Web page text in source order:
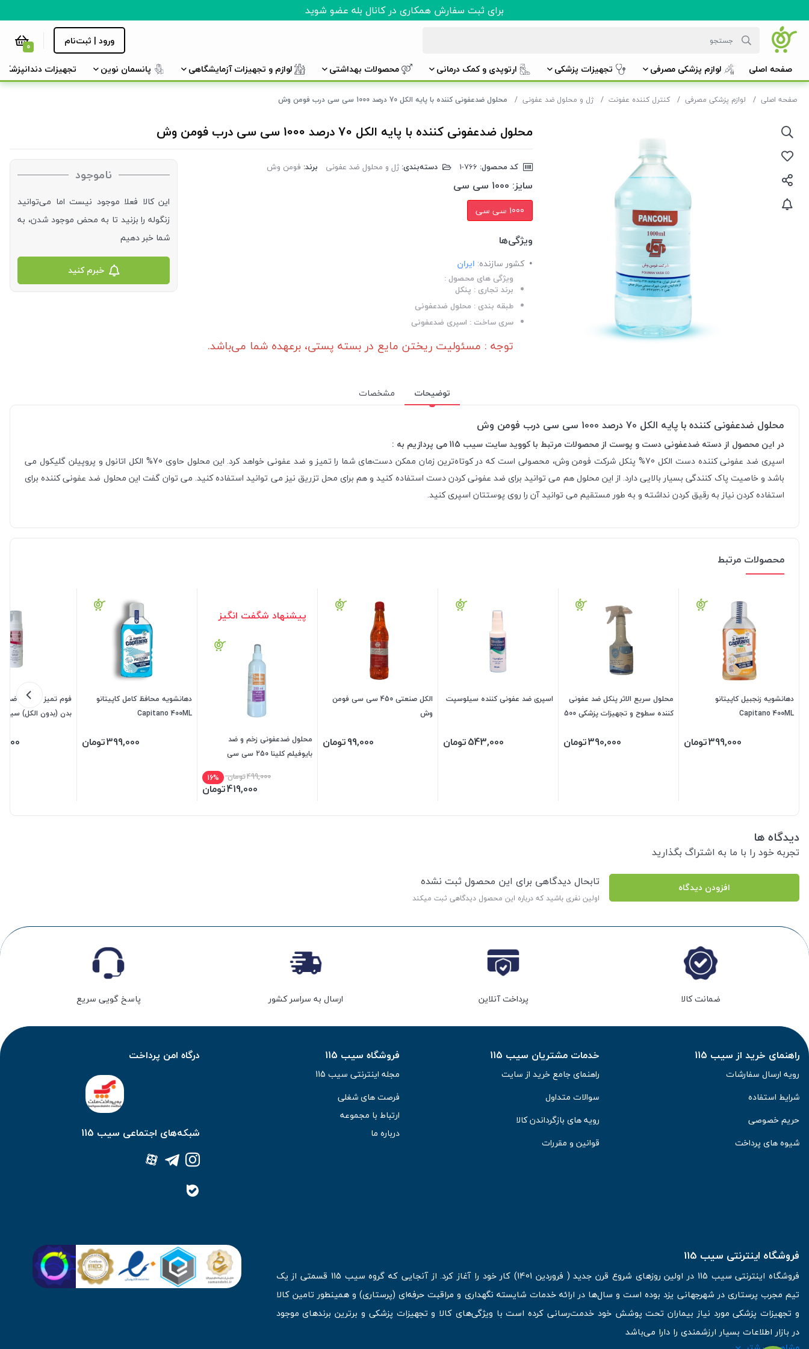
برای ثبت سفارش همکاری در کانال بله عضو شوید
ورود | ثبت‌نام 0
صفحه اصلی لوازم پزشکی مصرفی تجهیزات پزشکی ارتوپدی و کمک درمانی محصولات بهداشتی لوازم و تجهیزات آزمایشگاهی پانسمان نوین تجهیزات دندانپزشکی
صفحه اصلی لوازم پزشکی مصرفی کنترل کننده عفونت ژل و محلول ضد عفونی محلول ضدعفونی کننده با پایه الکل 70 درصد 1000 سی سی درب فومن وش
محلول ضدعفونی کننده با پایه الکل 70 درصد 1000 سی سی درب فومن وش
کد محصول: دسته‌بندی: ژل و محلول ضد عفونی برند: فومن وش
سایز: 1000 سی سی
1000 سی سی
ویژگی‌ها
کشور سازنده: ایران
ویژگی های محصول :
برند تجاری : پنکل
طبقه بندی : محلول ضدعفونی
سری ساخت : اسپری ضدعفونی
توجه : مسئولیت ریختن مایع در بسته پستی، برعهده شما می‌باشد.
ناموجود
این کالا فعلا موجود نیست اما می‌توانید
زنگوله را بزنید تا به محض موجود شدن، به
شما خبر دهیم
خبرم کنید
توضیحات مشخصات
محلول ضدعفونی کننده با پایه الکل 70 درصد 1000 سی سی درب فومن وش
در این محصول از دسته ضدعفونی دست و پوست از محصولات مرتبط با کووید سایت سیب 115 می پردازیم به :
اسپری ضد عفونی کننده دست الکل 70% پنکل شرکت فومن وش، محصولی است که در کوتاه‌‌ترین زمان ممکن دست‌‌های شما را تمیز و ضد عفونی خواهد کرد. این محلول حاوی 70% الکل اتانول و پروپیلن گلیکول می
باشد و خاصیت پاک‌ کنندگی بسیار بالایی دارد. از این محلول هم می توانید برای ضد عفونی کردن دست استفاده کنید و هم برای محل تزریق نیز می‌ توانید استفاده کنید. می توان گفت این محلول ضد عفونی کننده برای
استفاده کردن نیاز به رقیق کردن نداشته و به طور مستقیم می‌ توانید آن را روی پوستتان اسپری کنید.
محصولات مرتبط
دهانشویه زنجبیل کاپیتانو
Capitano 400ML
399,000تومان
محلول سریع الاثر پنکل ضد عفونی
کننده سطوح و تجهیزات پزشکی 500
390,000تومان
اسپری ضد عفونی کننده سیلوسپت
543,000تومان
الکل صنعتی 450 سی سی فومن
وش
99,000تومان
پیشنهاد شگفت انگیز
محلول ضدعفونی زخم و ضد
بایوفیلم کلینا 250 سی سی
499,000تومان 16%
419,000تومان
دهانشویه محافظ کامل کاپیتانو
Capitano 400ML
399,000تومان
فوم تمیز کننده و
بدن (بدون الکل)
دیدگاه ها
تجربه خود را با ما به اشتراگ بگذارید
افزودن دیدگاه تابحال دیدگاهی برای این محصول ثبت نشده
اولین نفری باشید که درباره این محصول دیدگاهی ثبت میکند
ضمانت کالا پرداخت آنلاین ارسال به سراسر کشور پاسخ گویی سریع
راهنمای خرید از سیب 115
رویه ارسال سفارشات
شرایط استفاده
حریم خصوصی
شیوه های پرداخت
خدمات مشتریان سیب 115
راهنمای جامع خرید از سایت
سوالات متداول
رویه های بازگرداندن کالا
قوانین و مقررات
فروشگاه سیب 115
مجله اینترنتی سیب 115
فرصت های شغلی
ارتباط با مجموعه
درباره ما
درگاه امن پرداخت
شبکه‌های اجتماعی سیب 115
فروشگاه اینترنتی سیب 115
فروشگاه اینترنتی سیب 115 در اولین روزهای شروع قرن جدید ( فروردین 1401) کار خود را آغاز کرد. از آنجایی که گروه سیب 115 قسمتی از یک
تیم مجرب پرستاری در شهرجهانی یزد بوده است و سال‌ها در ارائه خدمات شایسته نگهداری و مراقبت حرفه‌ای (پرستاری) و همینطور تامین کالا
و تجهیزات پزشکی مورد نیاز بیماران تحت پوشش خود خدمت‌رسانی کرده است با ویژگی‌های کالا و تجهیزات پزشکی و برترین برندهای موجود
در بازار اطلاعات بسیار ارزشمندی را دارا می‌باشد